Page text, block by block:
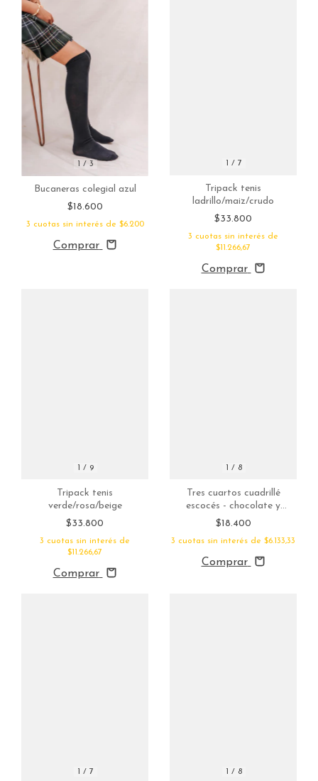
1 / 3
Bucaneras colegial azul
$18.600
3 cuotas sin interés de $6.200
Comprar
1 / 7
Tripack tenis
ladrillo/maiz/crudo
$33.800
3 cuotas sin interés de
$11.266,67
Comprar
1 / 9
Tripack tenis
verde/rosa/beige
$33.800
3 cuotas sin interés de
$11.266,67
Comprar
1 / 8
Tres cuartos cuadrillé
escocés - chocolate y
mostaza
$18.400
3 cuotas sin interés de $6.133,33
Comprar
1 / 7 1 / 8